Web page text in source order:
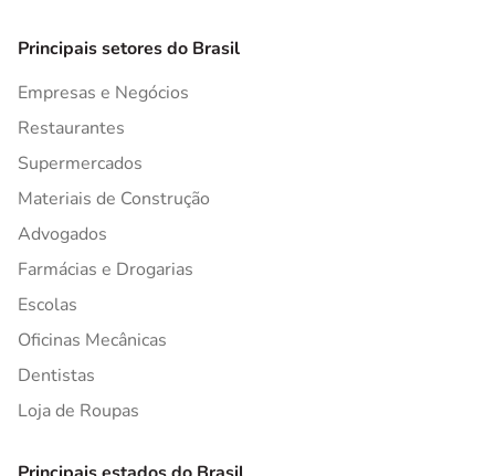
Principais setores do Brasil
Empresas e Negócios
Restaurantes
Supermercados
Materiais de Construção
Advogados
Farmácias e Drogarias
Escolas
Oficinas Mecânicas
Dentistas
Loja de Roupas